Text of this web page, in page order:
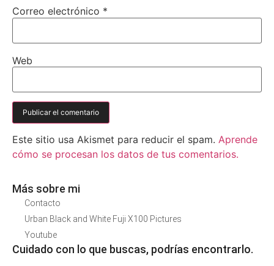
Correo electrónico *
Web
Este sitio usa Akismet para reducir el spam. Aprende
cómo se procesan los datos de tus comentarios.
Más sobre mi
Contacto
Urban Black and White Fuji X100 Pictures
Youtube
Cuidado con lo que buscas, podrías encontrarlo.